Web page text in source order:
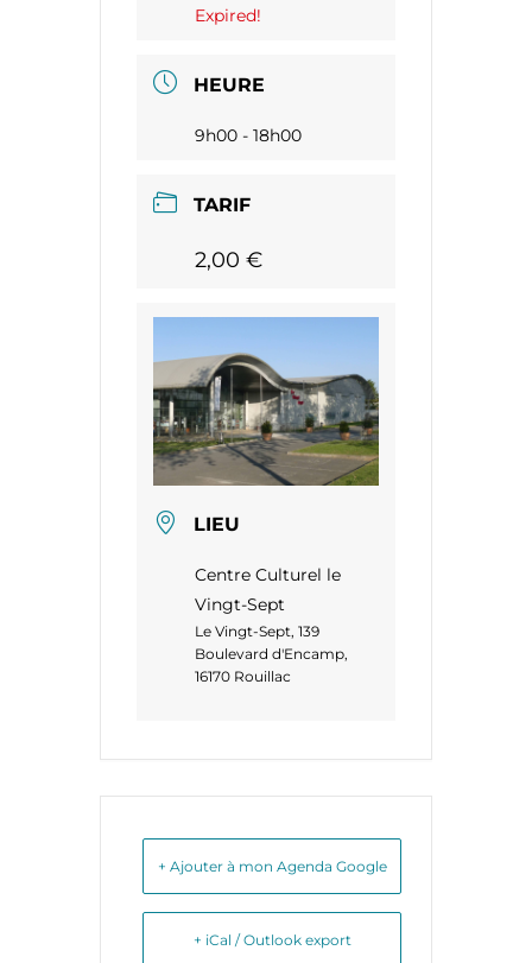
Expired!
HEURE
9h00 - 18h00
TARIF
2,00 €
LIEU
Centre Culturel le
Vingt-Sept
Le Vingt-Sept, 139
Boulevard d'Encamp,
16170 Rouillac
+ Ajouter à mon Agenda Google
+ iCal / Outlook export